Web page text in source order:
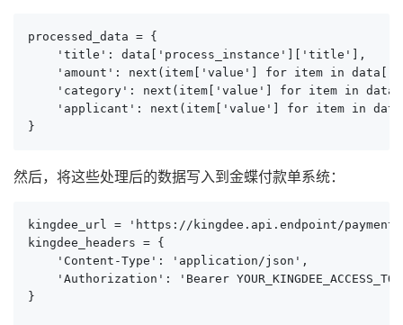
processed_data = {
    'title': data['process_instance']['title'],
'amount': next(item['value'] for item in
'category': next(item['value'] for item in
'applicant': next(item['value'] for item in
}
然后，将这些处理后的数据写入到金蝶付款单系统：
kingdee_url = 'https://kingdee.api.endpoint/payment'
kingdee_headers = {
    'Content-Type': 'application/json',
'Authorization': 'Bearer
}